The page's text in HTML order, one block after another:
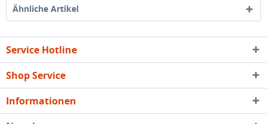
Ähnliche Artikel
Service Hotline
Shop Service
Informationen